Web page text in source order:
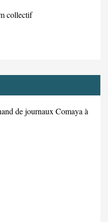
collectif
de journaux Comaya à